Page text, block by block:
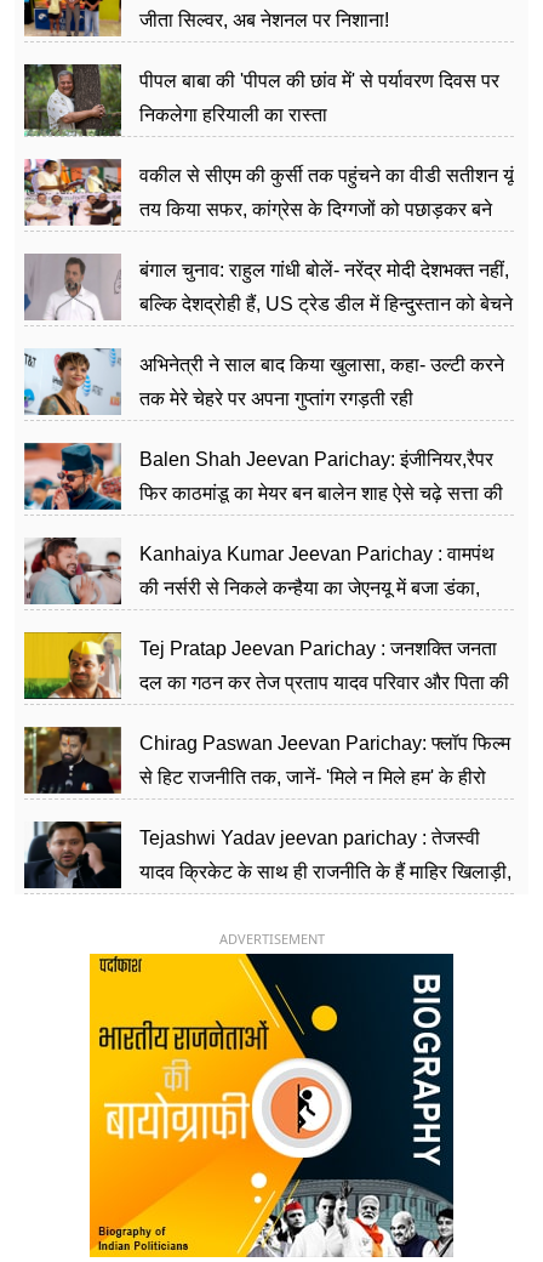
जीता सिल्वर, अब नेशनल पर निशाना!
पीपल बाबा की 'पीपल की छांव में' से पर्यावरण दिवस पर
निकलेगा हरियाली का रास्ता
वकील से सीएम की कुर्सी तक पहुंचने का वीडी सतीशन यूं
तय किया सफर, कांग्रेस के दिग्गजों को पछाड़कर बने
बंगाल चुनाव: राहुल गांधी बोलें- नरेंद्र मोदी देशभक्त नहीं,
बल्कि देशद्रोही हैं, US ट्रेड डील में हिन्दुस्तान को बेचने
अभिनेत्री ने साल बाद किया खुलासा, कहा- उल्टी करने
तक मेरे चेहरे पर अपना गुप्तांग रगड़ती रही
Balen Shah Jeevan Parichay: इंजीनियर,रैपर
फिर काठमांडू का मेयर बन बालेन शाह ऐसे चढ़े सत्ता की
Kanhaiya Kumar Jeevan Parichay : वामपंथ
की नर्सरी से निकले कन्हैया का जेएनयू में बजा डंका,
Tej Pratap Jeevan Parichay : जनशक्ति जनता
दल का गठन कर तेज प्रताप यादव परिवार और पिता की
Chirag Paswan Jeevan Parichay: फ्लॉप फिल्म
से हिट राजनीति तक, जानें- 'मिले न मिले हम' के हीरो
Tejashwi Yadav jeevan parichay : तेजस्वी
यादव क्रिकेट के साथ ही राजनीति के हैं माहिर खिलाड़ी,
ADVERTISEMENT